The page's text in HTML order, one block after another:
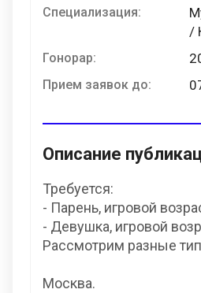
Специализация:
/
Гонорар:
Прием заявок до:
Описание
Требуется:
- Парень, игровой
- Девушка, игровой
Рассмотрим разные
Москва.